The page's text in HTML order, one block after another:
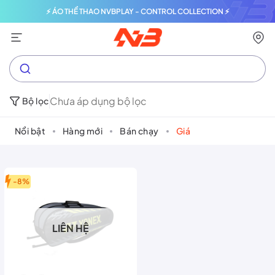
⚡ ÁO THỂ THAO NVBPLAY - CONTROL COLLECTION ⚡
Bộ lọcChưa áp dụng bộ lọc
Nổi bật Hàng mới Bán chạy Giá
-8%
LIÊN HỆ